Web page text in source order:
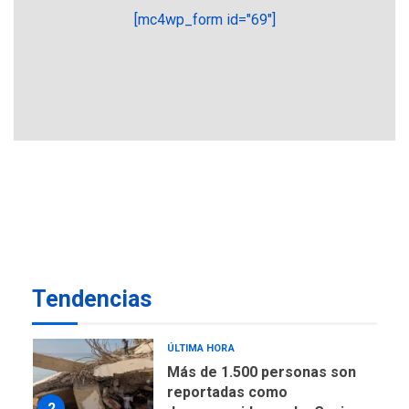
[mc4wp_form id="69"]
Tendencias
más económico que
de almacenamiento de agua
ÚLTIMA HORA
Más de 1.500 personas son
reportadas como